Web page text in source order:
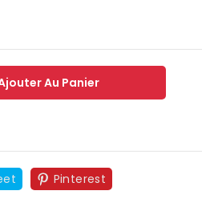
Au Panier
Pinterest